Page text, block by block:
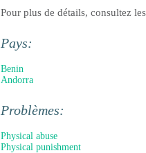
Pour plus de détails, consultez
Pays:
Benin
Andorra
Problèmes:
Physical abuse
Physical punishment